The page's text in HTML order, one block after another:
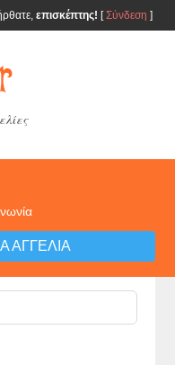
επισκέπτης! [Σύνδεση ]
ΑΓΓΕΛΊΑ